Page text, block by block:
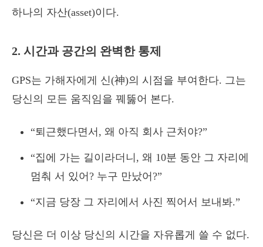
하나의 자산(asset)이다.
2. 시간과 공간의 완벽한 통제
GPS는 가해자에게 신(神)의 시점을 부여한다. 그는
당신의 모든 움직임을 꿰뚫어 본다.
“퇴근했다면서, 왜 아직 회사 근처야?”
“집에 가는 길이라더니, 왜 10분 동안 그 자리에
멈춰 서 있어? 누구 만났어?”
“지금 당장 그 자리에서 사진 찍어서 보내봐.”
당신은 더 이상 당신의 시간을 자유롭게 쓸 수 없다.